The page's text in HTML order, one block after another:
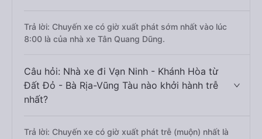
Trả lời: Chuyến xe có giờ xuất phát sớm nhất vào lúc
8:00 là của nhà xe Tân Quang Dũng.
Câu hỏi: Nhà xe đi Vạn Ninh - Khánh Hòa từ
Đất Đỏ - Bà Rịa-Vũng Tàu nào khởi hành trễ
nhất?
Trả lời: Chuyến xe có giờ xuất phát trễ (muộn) nhất là